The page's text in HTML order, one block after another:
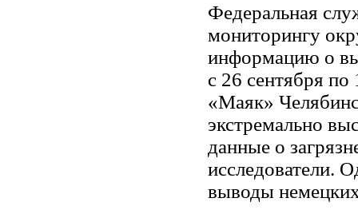
Федеральная
мониторингу
информацию о
с 26 сентября
«Маяк»
экстремально
данные о
исследователи.
выводы